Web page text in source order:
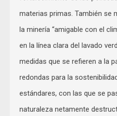
materias primas. También se
la minería “amigable con el
en la línea clara del lavado
medidas que se refieren a la
redondas para la
estándares, con las que se
naturaleza netamente